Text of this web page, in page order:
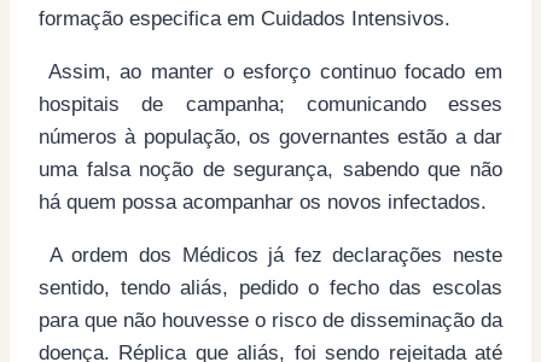
formação especifica em Cuidados Intensivos.
Assim, ao manter o esforço continuo focado em
hospitais de campanha; comunicando esses
números à população, os governantes estão a dar
uma falsa noção de segurança, sabendo que não
há quem possa acompanhar os novos infectados.
A ordem dos Médicos já fez declarações neste
sentido, tendo aliás, pedido o fecho das escolas
para que não houvesse o risco de disseminação da
doença. Réplica que aliás, foi sendo rejeitada até